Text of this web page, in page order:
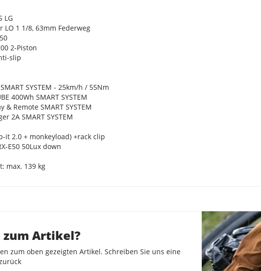
LG
LO 1 1/8, 63mm Federweg
2-Piston
slip
SYSTEM - 25km/h / 55Nm
400Wh SMART SYSTEM
Remote SMART SYSTEM
2A SMART SYSTEM
it 2.0 + monkeyload) +rack clip
E50 50Lux down
max. 139 kg
zum Artikel?
zum oben gezeigten Artikel. Schreiben Sie uns eine